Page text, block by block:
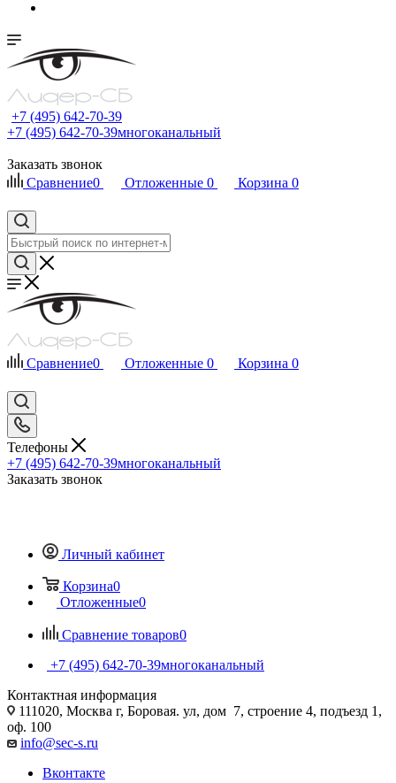
+7 (495) 642-70-39
+7 (495) 642-70-39многоканальный
Заказать звонок
Сравнение0 Отложенные 0 Корзина 0
Сравнение0 Отложенные 0 Корзина 0
Телефоны
+7 (495) 642-70-39многоканальный
Заказать звонок
Личный кабинет
Корзина0
Отложенные0
Сравнение товаров0
+7 (495) 642-70-39многоканальный
Контактная информация
111020, Москва г, Боровая. ул, дом 7, строение 4, подъезд 1,
оф. 100
info@sec-s.ru
Вконтакте